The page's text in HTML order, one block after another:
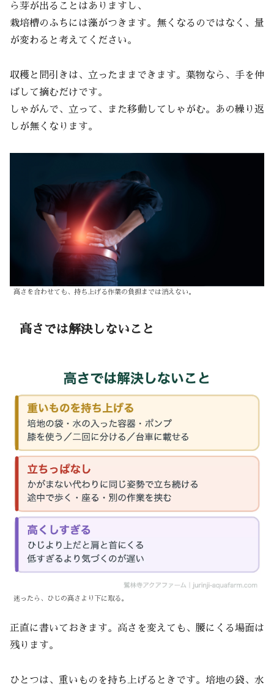
ら芽が出ることはありますし、
栽培槽のふちには藻がつきます。無くなるのではなく、量
が変わると考えてください。
収穫と間引きは、立ったままできます。葉物なら、手を伸
ばして摘むだけです。
しゃがんで、立って、また移動してしゃがむ。あの繰り返
しが無くなります。
高さを合わせても、持ち上げる作業の負担までは消えない。
高さでは解決しないこと
迷ったら、ひじの高さより下に取る。
正直に書いておきます。高さを変えても、腰にくる場面は
残ります。
ひとつは、重いものを持ち上げるときです。培地の袋、水